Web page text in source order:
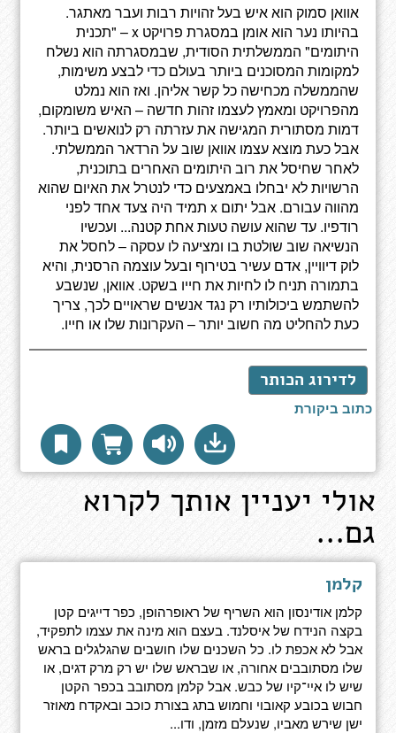
אוואן סמוק הוא איש בעל זהויות רבות ועבר מאתגר.
בהיותו נער הוא אומן במסגרת פרויקט x – "תכנית
היתומים" הממשלתית הסודית, שבמסגרתה הוא נשלח
למקומות המסוכנים ביותר בעולם כדי לבצע משימות,
שהממשלה מכחישה כל קשר אליהן. ואז הוא נמלט
מהפרויקט ומאמץ לעצמו זהות חדשה – האיש משומקום,
דמות מסתורית המגישה את עזרתה רק לנואשים ביותר.
אבל כעת מוצא עצמו אוואן שוב על הרדאר הממשלתי.
לאחר שחיסל את רוב היתומים האחרים בתוכנית,
הרשויות לא יבחלו באמצעים כדי לנטרל את האיום שהוא
מהווה עבורם. אבל יתום x תמיד היה צעד אחד לפני
רודפיו. עד שהוא עושה טעות אחת קטנה... ועכשיו
הנשיאה שוב שולטת בו ומציעה לו עסקה – לחסל את
לוק דיוויין, אדם עשיר בטירוף ובעל עוצמה הרסנית, והיא
בתמורה תניח לו לחיות את חייו בשקט. אוואן, שנשבע
להשתמש ביכולותיו רק נגד אנשים שראויים לכך, צריך
כעת להחליט מה חשוב יותר – העקרונות שלו או חייו.
לדירוג הכותר
כתוב ביקורת
אולי יעניין אותך לקרוא
גם...
קלמן
קלמן אודינסון הוא השריף של ראופרהופן, כפר דייגים קטן
בקצה הנידח של איסלנד. בעצם הוא מינה את עצמו לתפקיד,
אבל לא אכפת לו. כל השכנים שלו חושבים שהגלגלים בראש
שלו מסתובבים אחורה, או שבראש שלו יש רק מרק דגים, או
שיש לו איי־קיו של כבש. אבל קלמן מסתובב בכפר הקטן
חבוש בכובע קאובוי וחמוש בתג בצורת כוכב ובאקדח מאוזר
ישן שירש מאביו, שנעלם מזמן, ודו...